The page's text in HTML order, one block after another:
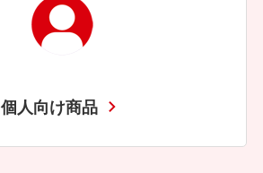
個人向け商品